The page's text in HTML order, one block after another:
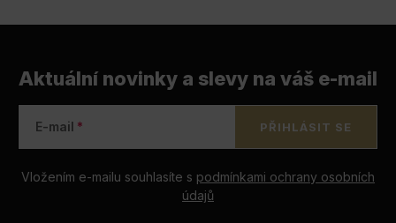
Aktuální novinky a slevy na váš e-mail
E-mail
Vložením e-mailu souhlasíte s podmínkami ochrany osobních
údajů
PŘIHLÁSIT SE